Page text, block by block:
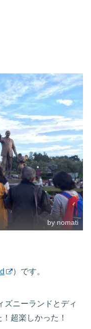
by nomati
）です。
ズニーランドとディ
超楽しかった！